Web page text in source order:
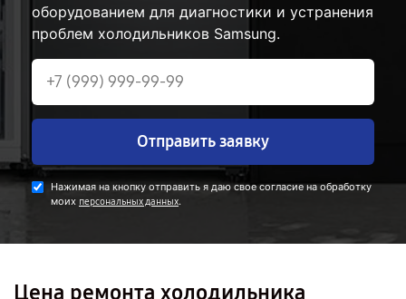
оборудованием для диагностики и устранения
проблем холодильников Samsung.
Отправить заявку
Нажимая на кнопку отправить я даю свое согласие на обработку
моих персональных данных.
Цена ремонта холодильника